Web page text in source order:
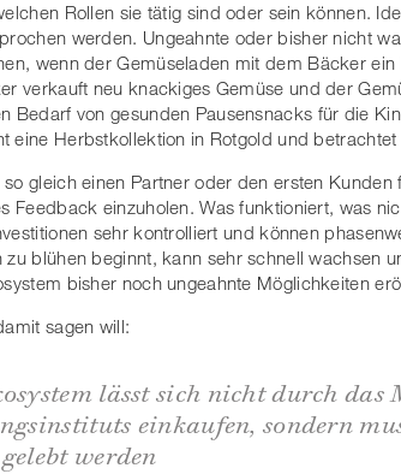
Rollen sie tätig sind oder sein können.
werden. Ungeahnte oder bisher nicht
wenn der Gemüseladen mit dem Bäcker
verkauft neu knackiges Gemüse und der
Bedarf von gesunden Pausensnacks für die
eine Herbstkollektion in Rotgold und
gleich einen Partner oder den ersten
Feedback einzuholen. Was funktioniert, was
sehr kontrolliert und können
zu blühen beginnt, kann sehr schnell wachsen
bisher noch ungeahnte Möglichkeiten
sagen will:
lässt sich nicht durch das
einkaufen, sondern
werden